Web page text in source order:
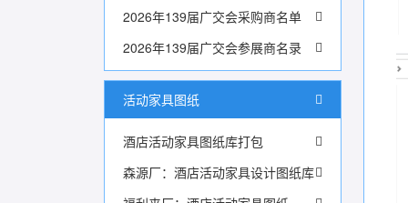
2026年139届广交会采购商名单
2026年139届广交会参展商名录
活动家具图纸
酒店活动家具图纸库打包
森源厂：酒店活动家具设计图纸库